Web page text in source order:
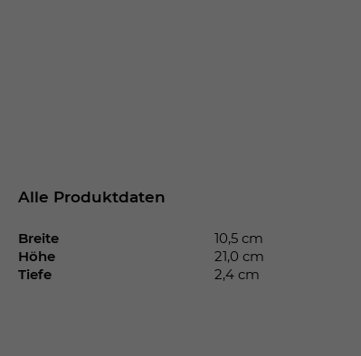
Alle Produktdaten
Breite
10,5 cm
Höhe
21,0 cm
Tiefe
2,4 cm